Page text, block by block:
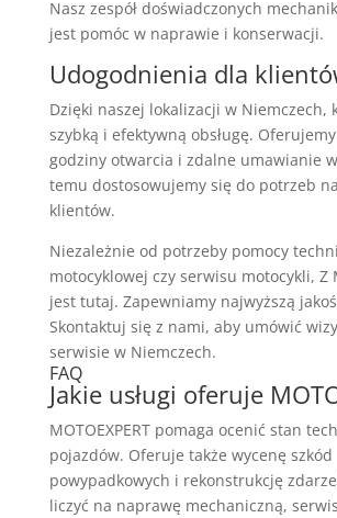
Nasz zespół doświadczonych
jest pomóc w naprawie i konserwacji.
Udogodnienia dla
Dzięki naszej lokalizacji w Niemczech,
szybką i efektywną obsługę.
godziny otwarcia i zdalne umawianie
temu dostosowujemy się do potrzeb
klientów.
Niezależnie od potrzeby pomocy
motocyklowej czy serwisu motocykli, Z
jest tutaj. Zapewniamy najwyższą
Skontaktuj się z nami, aby umówić
serwisie w Niemczech.
FAQ
Jakie usługi oferuje
MOTOEXPERT pomaga ocenić stan
pojazdów. Oferuje także wycenę szkód
powypadkowych i rekonstrukcję
liczyć na naprawę mechaniczną,